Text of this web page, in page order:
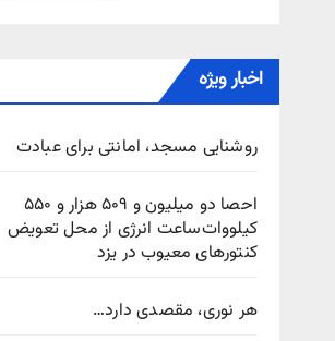
اخبار ویژه
روشنایی مسجد، امانتی برای عبادت
احصا دو میلیون و ۵۰۹ هزار و ۵۵۰
کیلووات‌ساعت انرژی از محل تعویض
کنتورهای معیوب در یزد
هر نوری، مقصدی دارد…